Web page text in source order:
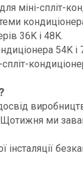
міні-спліт-
36K і 48K.
54K і
ми